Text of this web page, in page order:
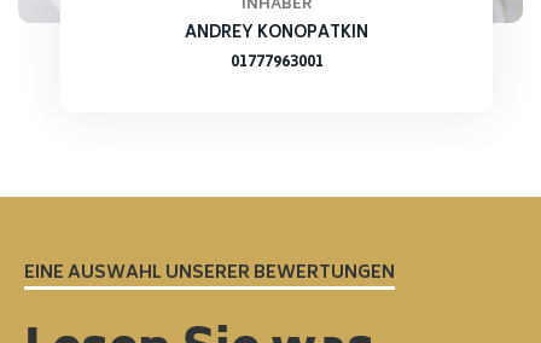
INHABER
ANDREY KONOPATKIN
01777963001
EINE AUSWAHL UNSERER BEWERTUNGEN